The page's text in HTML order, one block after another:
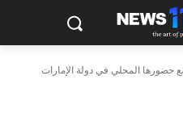
حضورها المحلي في دولة الإمارات